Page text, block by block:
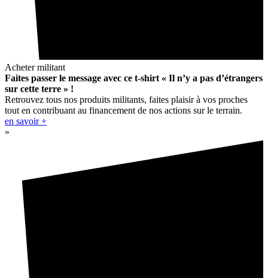
Acheter militant
Faites passer le message avec ce t-shirt « Il n’y a pas d’étrangers
sur cette terre » !
Retrouvez tous nos produits militants, faites plaisir à vos proches
tout en contribuant au financement de nos actions sur le terrain.
en savoir +
»